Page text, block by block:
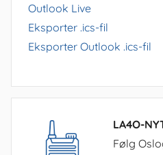
Outlook Live
Eksporter .ics-fil
Eksporter Outlook .ics-fil
LA4O-
Følg